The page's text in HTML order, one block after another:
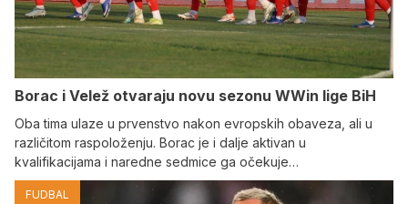
Borac i Velež otvaraju novu sezonu WWin lige BiH
Oba tima ulaze u prvenstvo nakon evropskih obaveza, ali u
različitom raspoloženju. Borac je i dalje aktivan u
kvalifikacijama i naredne sedmice ga očekuje…
FUDBAL